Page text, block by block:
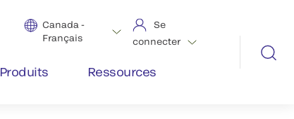
Canada -
Français
Se
connecter
Produits Ressources